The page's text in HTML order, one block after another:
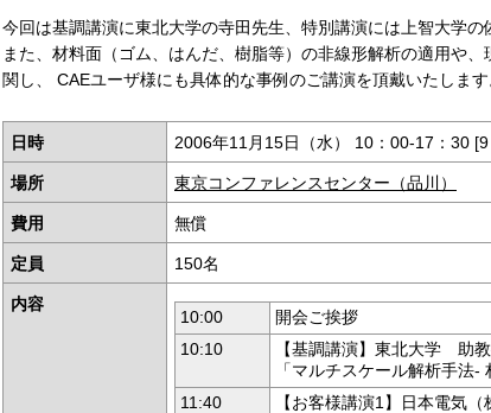
今回は基調講演に東北大学の寺田先生、特別講演には上智大学の
また、材料面（ゴム、はんだ、樹脂等）の非線形解析の適用や
関し、 CAEユーザ様にも具体的な事例のご講演を頂戴いたします
日時 2006年11月15日（水） 10：00-17：30
場所 東京コンファレンスセンター（品川）
費用 無償
定員 150名
内容
10:00
開会ご挨拶
10:10
【基調講演】東北大学
「マルチスケール解析手法-
11:40
【お客様講演1】日本電気